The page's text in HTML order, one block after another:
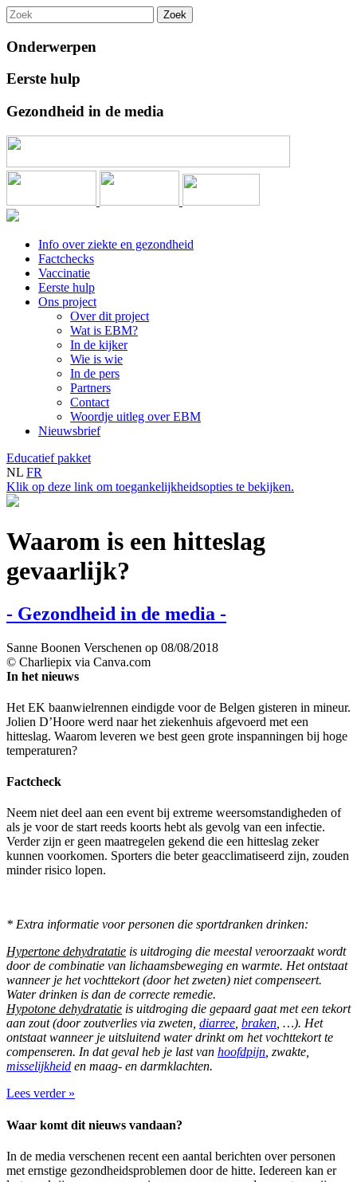
Zoek
Onderwerpen
Eerste hulp
Gezondheid in de media
Info over ziekte en gezondheid
Factchecks
Vaccinatie
Eerste hulp
Ons project
Over dit project
Wat is EBM?
In de kijker
Wie is wie
In de pers
Partners
Contact
Woordje uitleg over EBM
Nieuwsbrief
Educatief pakket
NL FR
Klik op deze link om toegankelijkheidsopties te bekijken.
Waarom is een hitteslag
gevaarlijk?
- Gezondheid in de media -
Sanne Boonen Verschenen op 08/08/2018
© Charliepix via Canva.com
In het nieuws
Het EK baanwielrennen eindigde voor de Belgen gisteren in mineur.
Jolien D’Hoore werd naar het ziekenhuis afgevoerd met een
hitteslag. Waarom leveren we best geen grote inspanningen bij hoge
temperaturen?
Factcheck
Neem niet deel aan een event bij extreme weersomstandigheden of
als je voor de start reeds koorts hebt als gevolg van een infectie.
Verder zijn er geen maatregelen gekend die een hitteslag zeker
kunnen voorkomen. Sporters die beter geacclimatiseerd zijn, zouden
minder risico lopen.
* Extra informatie voor personen die sportdranken drinken:
Hypertone dehydratatie is uitdroging die meestal veroorzaakt wordt
door de combinatie van lichaamsbeweging en warmte. Het ontstaat
wanneer je het vochttekort (door het zweten) niet compenseert.
Water drinken is dan de correcte remedie.
Hypotone dehydratatie is uitdroging die gepaard gaat met een tekort
aan zout (door zoutverlies via zweten, diarree, braken, …). Het
ontstaat wanneer je uitsluitend water drinkt om het vochttekort te
compenseren. In dat geval heb je last van hoofdpijn, zwakte,
misselijkheid en maag- en darmklachten.
Lees verder »
Waar komt dit nieuws vandaan?
In de media verschenen recent een aantal berichten over personen
met ernstige gezondheidsproblemen door de hitte. Iedereen kan er